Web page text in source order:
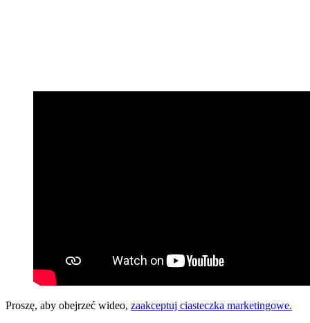
Proszę, aby obejrzeć wideo, zaakceptuj ciasteczka marketingowe.